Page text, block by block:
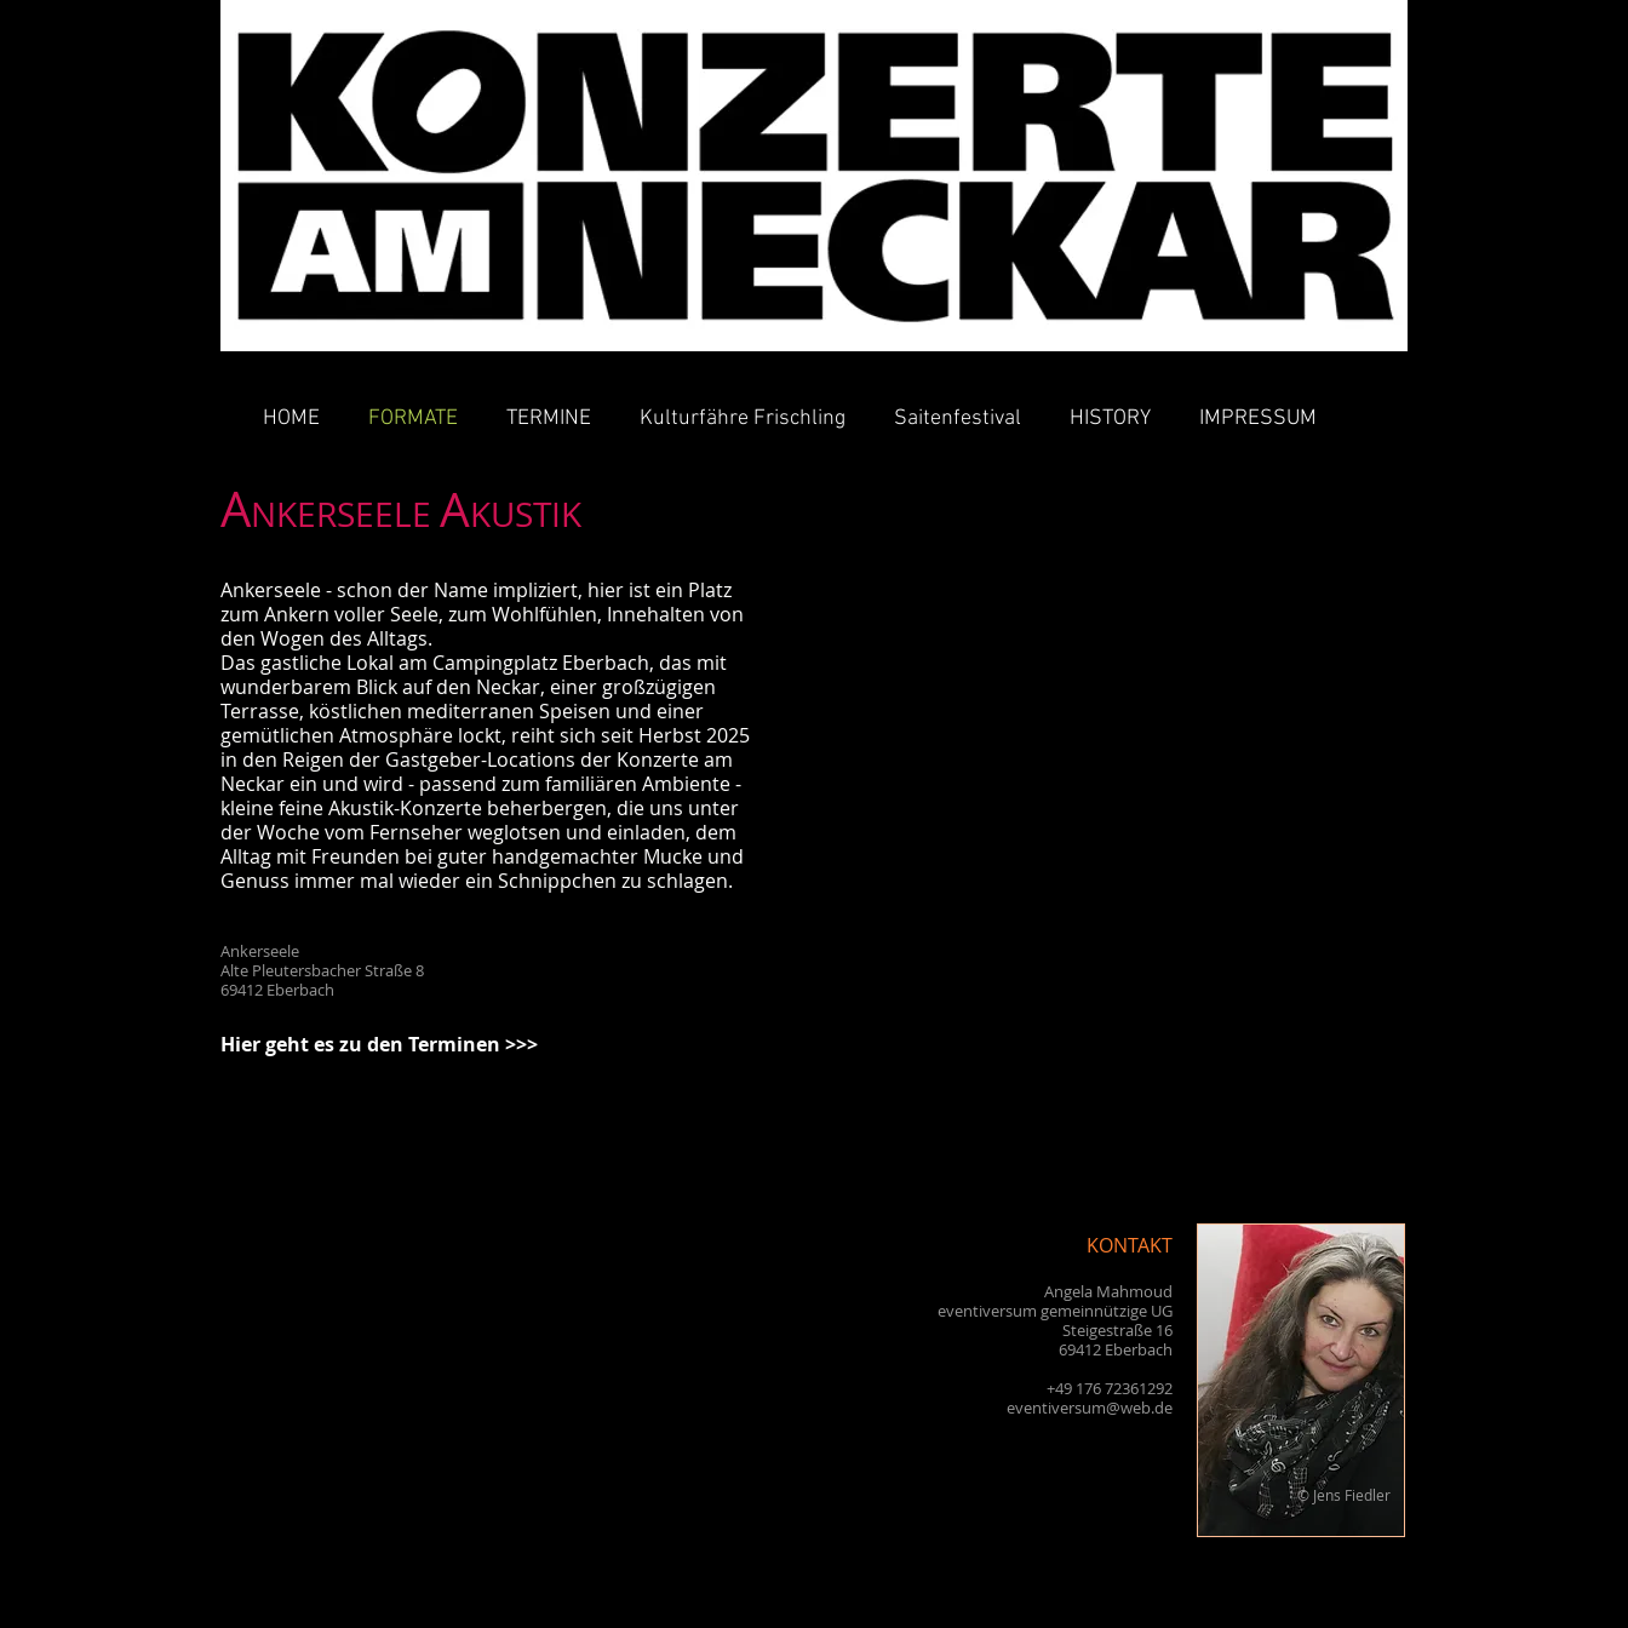
ANKERSEELE AKUSTIK
Ankerseele - schon der Name impliziert, hier ist ein Platz
zum Ankern voller Seele, zum Wohlfühlen, Innehalten von
den Wogen des Alltags.
Das gastliche Lokal am Campingplatz Eberbach, das mit
wunderbarem Blick auf den Neckar, einer großzügigen
Terrasse, köstlichen mediterranen Speisen und einer
gemütlichen Atmosphäre lockt, reiht sich seit Herbst 2025
in den Reigen der Gastgeber-Locations der Konzerte am
Neckar ein und wird - passend zum familiären Ambiente -
kleine feine Akustik-Konzerte beherbergen, die uns unter
der Woche vom Fernseher weglotsen und einladen, dem
Alltag mit Freunden bei guter handgemachter Mucke und
Genuss immer mal wieder ein Schnippchen zu schlagen.
Ankerseele
Alte Pleutersbacher Straße 8
69412 Eberbach
Hier geht es zu den Terminen >>>
HOME FORMATE TERMINE Kulturfähre Frischling Saitenfestival HISTORY IMPRESSUM
KONTAKT
Angela Mahmoud
eventiversum gemeinnützige UG
Steigestraße 16
69412 Eberbach
+49 176 72361292
eventiversum@web.de
© Jens Fiedler